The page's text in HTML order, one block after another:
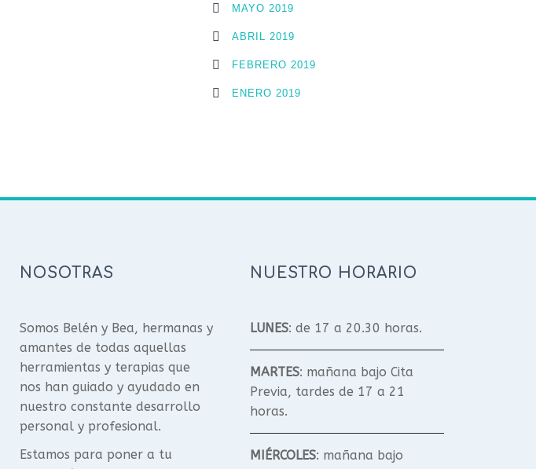
MAYO 2019
ABRIL 2019
FEBRERO 2019
ENERO 2019
NOSOTRAS
Somos Belén y Bea, hermanas y
amantes de todas aquellas
herramientas y terapias que
nos han guiado y ayudado en
nuestro constante desarrollo
personal y profesional.
Estamos para poner a tu
NUESTRO HORARIO
LUNES: de 17 a 20.30 horas.
MARTES: mañana bajo Cita
Previa, tardes de 17 a 21
horas.
MIÉRCOLES: mañana bajo